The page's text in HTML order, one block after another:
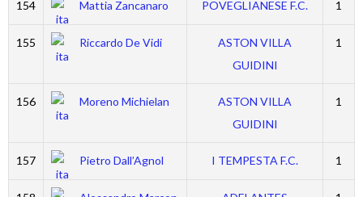
154 Mattia Zancanaro POVEGLIANESE F.C. 1
155 Riccardo De Vidi
ASTON VILLA
GUIDINI
1
156 Moreno Michielan
ASTON VILLA
GUIDINI
1
157 Pietro Dall’Agnol I TEMPESTA F.C. 1